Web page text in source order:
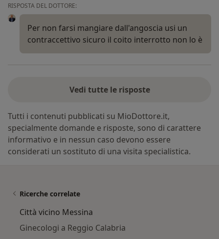
RISPOSTA DEL DOTTORE:
Per non farsi mangiare dall'angoscia usi un
contraccettivo sicuro il coito interrotto non lo è
Vedi tutte le risposte
Tutti i contenuti pubblicati su MioDottore.it,
specialmente domande e risposte, sono di carattere
informativo e in nessun caso devono essere
considerati un sostituto di una visita specialistica.
Ricerche correlate
Città vicino Messina
Ginecologi a Reggio Calabria